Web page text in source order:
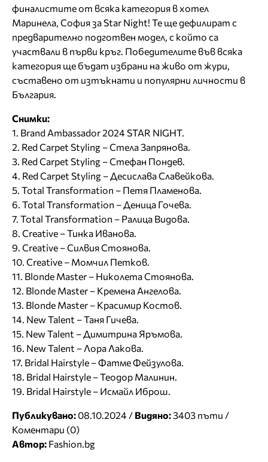
финалистите от всяка категория в хотел
Маринела, София за Star Night! Те ще дефилират с
предварително подготвен модел, с който са
участвали в първи кръг. Победителите във всяка
категория ще бъдат избрани на живо от жури,
съставено от изтъкнати и популярни личности в
България.
Снимки:
1. Brand Ambassador 2024 STAR NIGHT.
2. Red Carpet Styling – Стела Запрянова.
3. Red Carpet Styling – Стефан Пондев.
4. Red Carpet Styling – Десислава Славейкова.
5. Total Transformation – Петя Пламенова.
6. Total Transformation – Деница Гочева.
7. Total Transformation – Ралица Видова.
8. Creative – Тинка Иванова.
9. Creative – Силвия Стоянова.
10. Creative – Момчил Петков.
11. Blonde Master – Николета Стоянова.
12. Blonde Master – Кремена Ангелова.
13. Blonde Master – Красимир Костов.
14. New Talent – Таня Гичева.
15. New Talent – Димитрина Яръмова.
16. New Talent – Лора Лакова.
17. Bridal Hairstyle – Фатме Фейзулова.
18. Bridal Hairstyle – Теодор Малинин.
19. Bridal Hairstyle – Исмайл Иброш.
Публикувано: 08.10.2024 / Видяно: 3403 пъти /
Коментари (0)
Автор: Fashion.bg